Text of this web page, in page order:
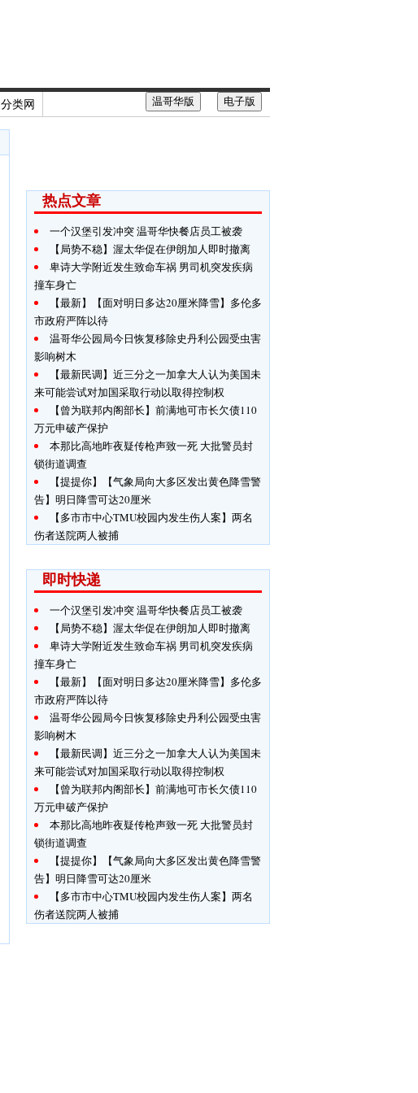
分类网 电子版
温哥华版
热点文章
一个汉堡引发冲突 温哥华快餐店员工被袭
【局势不稳】渥太华促在伊朗加人即时撤离
卑诗大学附近发生致命车祸 男司机突发疾病
撞车身亡
【最新】【面对明日多达20厘米降雪】多伦多
市政府严阵以待
温哥华公园局今日恢复移除史丹利公园受虫害
影响树木
【最新民调】近三分之一加拿大人认为美国未
来可能尝试对加国采取行动以取得控制权
【曾为联邦内阁部长】前满地可市长欠债110
万元申破产保护
本那比高地昨夜疑传枪声致一死 大批警员封
锁街道调查
【提提你】【气象局向大多区发出黄色降雪警
告】明日降雪可达20厘米
【多市市中心TMU校园内发生伤人案】两名
伤者送院两人被捕
即时快递
一个汉堡引发冲突 温哥华快餐店员工被袭
【局势不稳】渥太华促在伊朗加人即时撤离
卑诗大学附近发生致命车祸 男司机突发疾病
撞车身亡
【最新】【面对明日多达20厘米降雪】多伦多
市政府严阵以待
温哥华公园局今日恢复移除史丹利公园受虫害
影响树木
【最新民调】近三分之一加拿大人认为美国未
来可能尝试对加国采取行动以取得控制权
【曾为联邦内阁部长】前满地可市长欠债110
万元申破产保护
本那比高地昨夜疑传枪声致一死 大批警员封
锁街道调查
【提提你】【气象局向大多区发出黄色降雪警
告】明日降雪可达20厘米
【多市市中心TMU校园内发生伤人案】两名
伤者送院两人被捕